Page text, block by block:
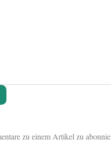
zu einem Artikel zu